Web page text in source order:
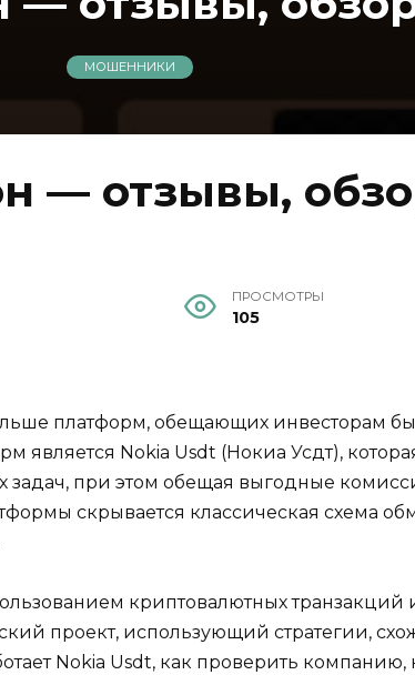
МОШЕННИКИ
— отзывы,
ПРОСМОТРЫ
105
платформ, обещающих инвесторам
Nokia Usdt (Нокиа Усдт),
задач, при этом обещая выгодные
скрывается классическая схема
криптовалютных
проект, использующий стратегии,
Nokia Usdt, как проверить